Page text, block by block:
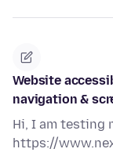
Website
navigation &
Hi, I am testing
https://